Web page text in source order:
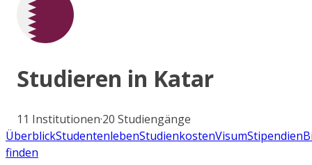
Studieren in Katar
11 Institutionen·20 Studiengänge
ÜberblickStudentenlebenStudienkostenVisumStipendien
finden